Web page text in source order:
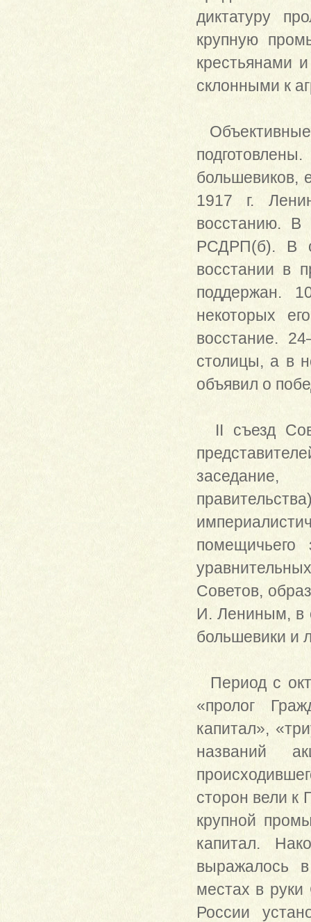
диктатуру
крупную
крестьянами
склонными к
большевиков,
1917 г.
восстанию. В
РСДРП(б). В
восстании в
поддержан.
некоторых
восстание.
столицы, а в
объявил о
II съезд
заседание,
помещичьего
Советов,
И. Лениным, в
большевики и
Период с
«пролог
капитал»,
названий
сторон вели к
крупной
капитал.
выражалось
местах в руки
России